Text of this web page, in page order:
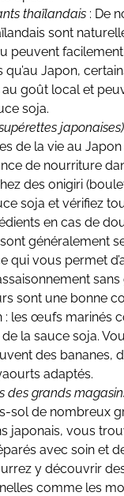
thaïlandais: De
sont
peuvent facilement
qu’au Japon,
goût local et
soja.
japonaises)
de la vie au Japon
de nourriture
des onigiri
soja et vérifiez
en cas de
généralement
qui vous permet
sans
sont une bonne
: les œufs marinés
la sauce soja.
des bananes,
adaptés.
des grands
sol de nombreux
japonais, vous
avec soin et
y découvrir
comme les